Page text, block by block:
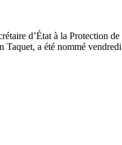
a été nommé